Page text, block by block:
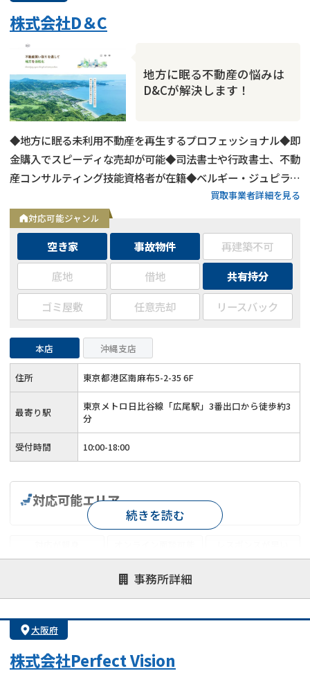
株式会社D＆C
地方に眠る不動産の悩みは
D&Cが解決します！
◆地方に眠る未利用不動産を再生するプロフェッショナル◆即
金購入でスピーディな売却が可能◆司法書士や行政書士、不動
産コンサルティング技能資格者が在籍◆ベルギー・ジュピラー
リーグ所属のサッカークラブSTVV（シント＝トロイデンVV）
のオフィシャルスポンサー◆Webでの問い合わせは24時間受
付中
買取事業者詳細を見る
対応可能ジャンル
空き家 事故物件
再建築不可
底地
借地
共有持分
ゴミ屋敷
任意売却 リースバック
本店 沖縄支店
住所 東京都港区南麻布5-2-35 6F
最寄り駅
東京メトロ日比谷線「広尾駅」3番出口から徒歩約3
分
受付時間 10:00-18:00
事務所詳細
対応可能エリア
士業連携有り
続きを読む
大阪府
株式会社Perfect Vision